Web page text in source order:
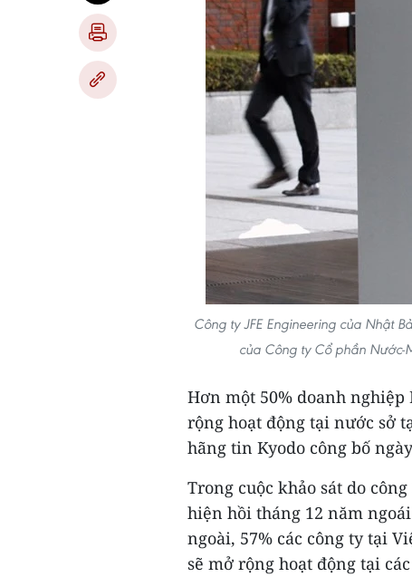
Công ty JFE Engineering của Nhật
của Công ty Cổ phần Nước-
Hơn một 50% doanh
rộng hoạt động tại nước sở
hãng tin Kyodo công bố
Trong cuộc khảo sát do
hiện hồi tháng 12 năm
ngoài, 57% các công ty tại
sẽ mở rộng hoạt động tại